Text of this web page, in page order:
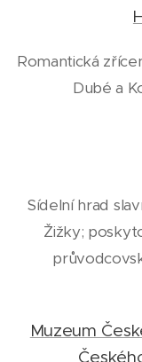
Romantická
Dubé a
Sídelní hrad
Žižky;
Muzeum